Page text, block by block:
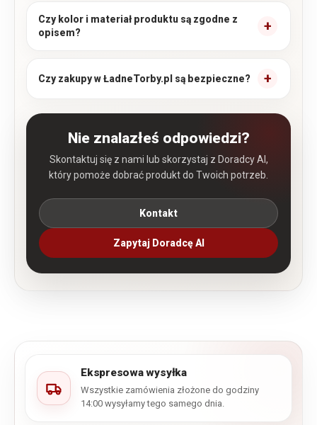
Czy kolor i materiał produktu są zgodne z
opisem?
Czy zakupy w ŁadneTorby.pl są bezpieczne?
Nie znalazłeś odpowiedzi?
Skontaktuj się z nami lub skorzystaj z Doradcy AI,
który pomoże dobrać produkt do Twoich potrzeb.
Kontakt
Zapytaj Doradcę AI
Ekspresowa wysyłka
Wszystkie zamówienia złożone do godziny
14:00 wysyłamy tego samego dnia.